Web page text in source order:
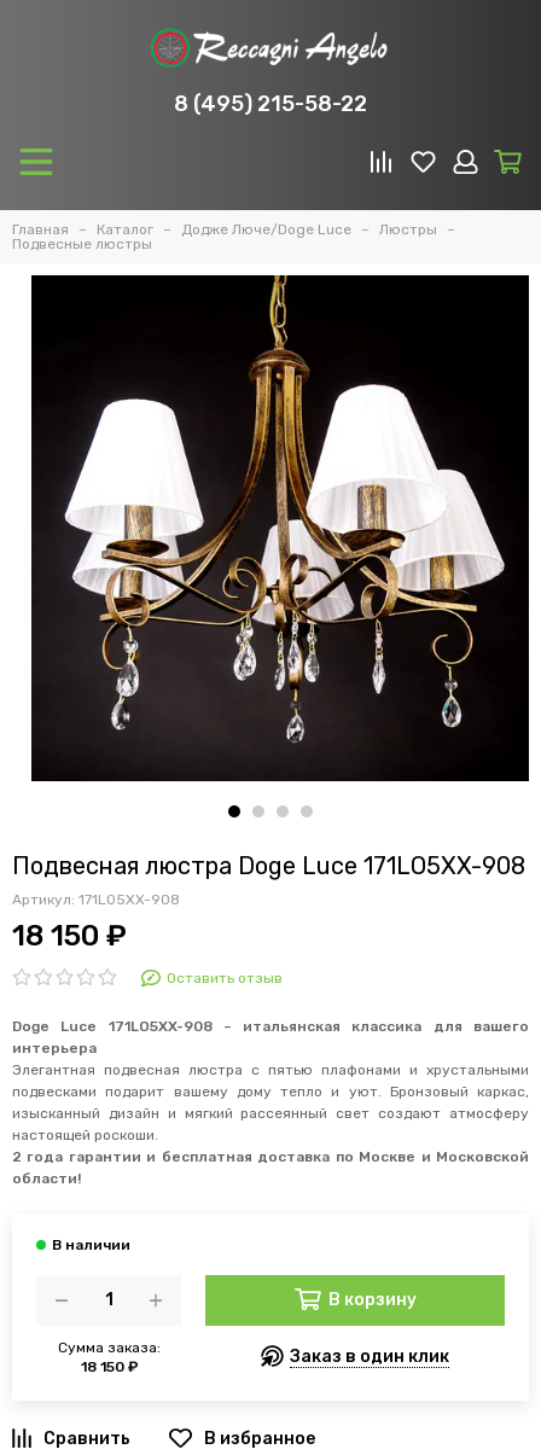
8 (495) 215-58-22
Главная Каталог Додже Люче/Doge Luce
Люстры
Подвесные люстры
Подвесная люстра Doge Luce 171LO5XX-908
Артикул: 171L05XX-908
18 150 ₽
Оставить отзыв
Doge Luce 171LO5XX-908 – итальянская классика для вашего
интерьера
Элегантная подвесная люстра с пятью плафонами и хрустальными
подвесками подарит вашему дому тепло и уют. Бронзовый каркас,
изысканный дизайн и мягкий рассеянный свет создают атмосферу
настоящей роскоши.
2 года гарантии и бесплатная доставка по Москве и Московской
области!
Сумма заказа:
18 150 ₽
В корзину
Заказ в один клик
В избранное